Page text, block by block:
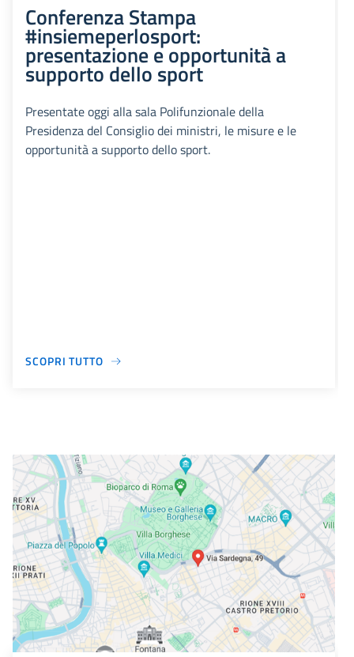
Conferenza Stampa
#insiemeperlosport:
presentazione e opportunità a
supporto dello sport
Presentate oggi alla sala Polifunzionale della
Presidenza del Consiglio dei ministri, le misure e le
opportunità a supporto dello sport.
SCOPRI TUTTO